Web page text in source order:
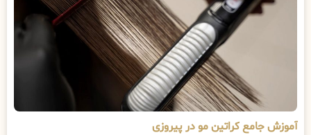
آموزش جامع کراتین مو در پیروزی